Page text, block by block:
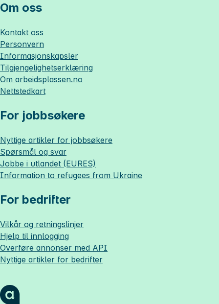
Om oss
Kontakt oss
Personvern
Informasjonskapsler
Tilgjengelighetserklæring
Om arbeidsplassen.no
Nettstedkart
For jobbsøkere
Nyttige artikler for jobbsøkere
Spørsmål og svar
Jobbe i utlandet (EURES)
Information to refugees from Ukraine
For bedrifter
Vilkår og retningslinjer
Hjelp til innlogging
Overføre annonser med API
Nyttige artikler for bedrifter